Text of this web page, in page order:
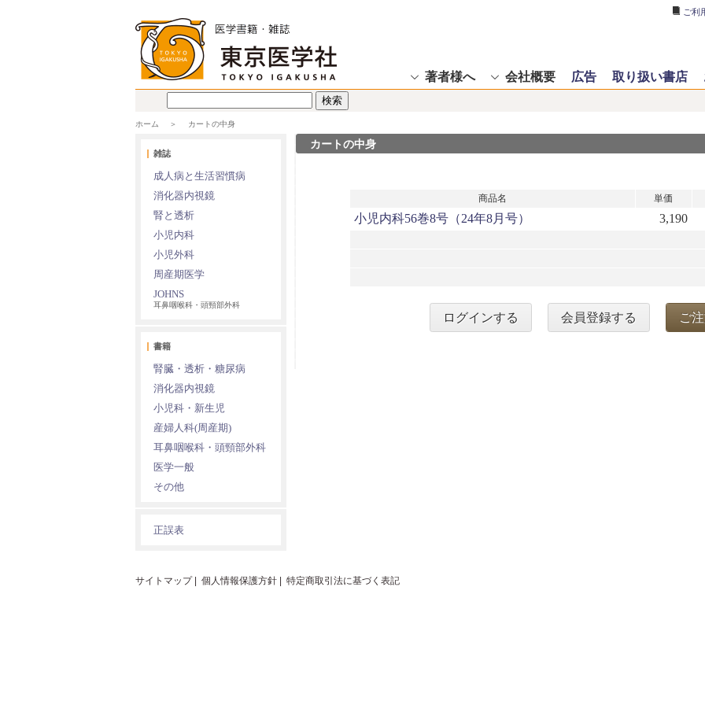
ご利
著者様へ 会社概要 広告 取り扱い書店
ホーム カートの中身
雑誌
成人病と生活習慣病
消化器内視鏡
腎と透析
小児内科
小児外科
周産期医学
JOHNS
耳鼻咽喉科・頭頸部外科
書籍
腎臓・透析・糖尿病
消化器内視鏡
小児科・新生児
産婦人科(周産期)
耳鼻咽喉科・頭頸部外科
医学一般
その他
正誤表
カートの中身
商品名 単価
小児内科56巻8号（24年8月号） 3,190
ログインする 会員登録する ご
サイトマップ| 個人情報保護方針 特定商取引法に基づく表記